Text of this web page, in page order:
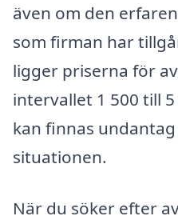
även om den
som firman har
ligger priserna för
intervallet 1 500 till
kan finnas
situationen.
När du söker efter